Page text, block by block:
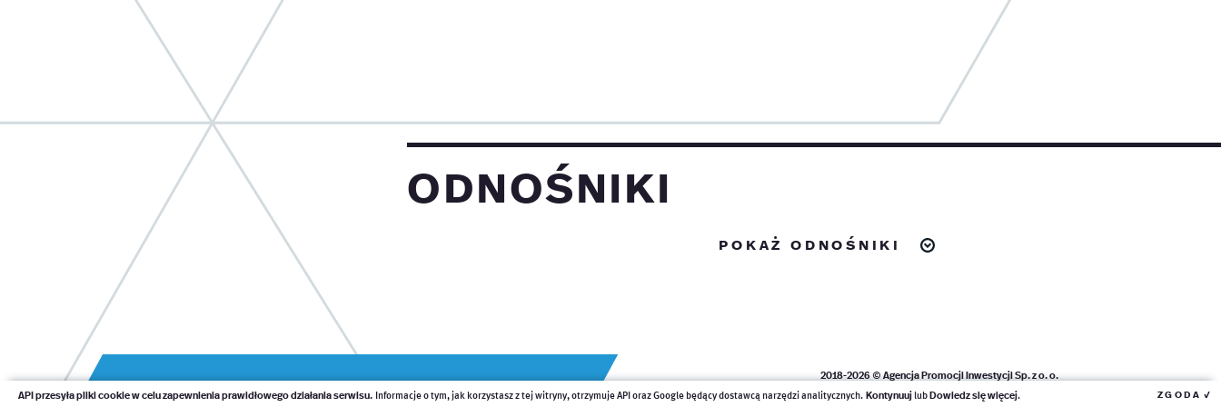
odnośniki
pokaż odnośniki
2018-2026 ©Agencja Promocji Inwestycji Sp. z o. o.
Wszelkie prawa zastrzeżone
API przesyła pliki cookie w celu zapewnienia prawidłowego działania serwisu. Informacje o tym, jak korzystasz z tej witryny, otrzymuje API oraz Google będący dostawcą narzędzi analitycznych. Kontynuuj lubDowiedz się więcej. ✓